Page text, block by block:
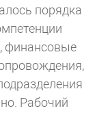
порядка
финансовые
Рабочий